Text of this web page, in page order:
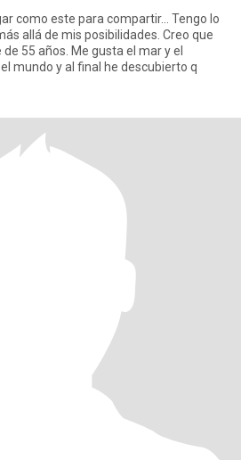
como este para compartir... Tengo lo
allá de mis posibilidades. Creo que
55 años. Me gusta el mar y el
mundo y al final he descubierto q